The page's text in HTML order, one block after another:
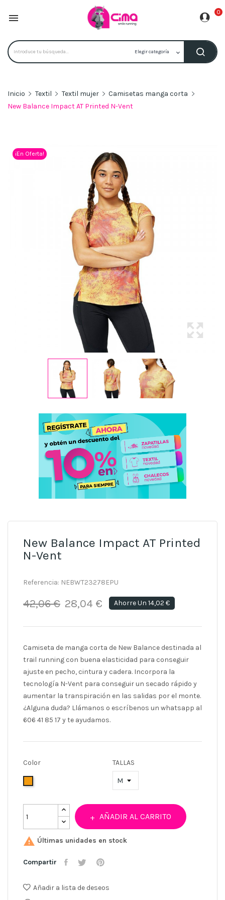
 0
Inicio Textil Textil mujer
Camisetas manga corta
New Balance Impact AT Printed N-Vent
¡En Oferta!
New Balance Impact AT Printed
N-Vent
Referencia: NEBWT23278EPU
42,06 € 28,04 € Ahorre Un 14,02 €
Camiseta de manga corta de New Balance destinada al
trail running con buena elasticidad para conseguir
ajuste en pecho, cintura y cadera. Incorpora la
tecnología N-Vent para conseguir un secado rápido y
aumentar la transpiración en las salidas por el monte.
¿Alguna duda? Llámanos o escríbenos un whatsapp al
606 41 85 17 y te ayudamos.
Color TALLAS
AÑADIR AL CARRITO
 Últimas unidades en stock
Compartir
Añadir a lista de deseos